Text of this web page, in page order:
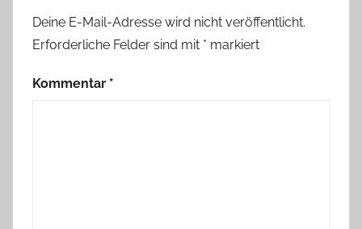
Deine E-Mail-Adresse wird nicht veröffentlicht.
Erforderliche Felder sind mit * markiert
Kommentar *